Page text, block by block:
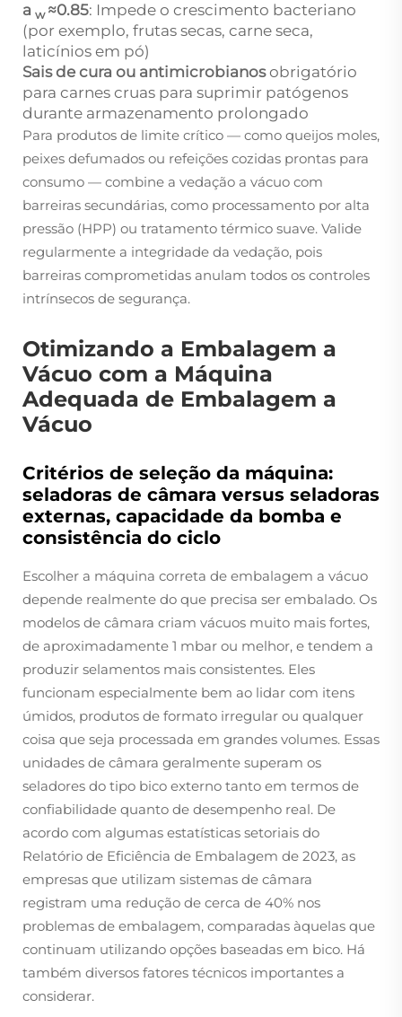
a w ≈0.85: Impede o crescimento bacteriano
(por exemplo, frutas secas, carne seca,
laticínios em pó)
Sais de cura ou antimicrobianosobrigatório
para carnes cruas para suprimir patógenos
durante armazenamento prolongado
Para produtos de limite crítico — como queijos moles,
peixes defumados ou refeições cozidas prontas para
consumo — combine a vedação a vácuo com
barreiras secundárias, como processamento por alta
pressão (HPP) ou tratamento térmico suave. Valide
regularmente a integridade da vedação, pois
barreiras comprometidas anulam todos os controles
intrínsecos de segurança.
Otimizando a Embalagem a
Vácuo com a Máquina
Adequada de Embalagem a
Vácuo
Critérios de seleção da máquina:
seladoras de câmara versus seladoras
externas, capacidade da bomba e
consistência do ciclo
Escolher a máquina correta de embalagem a vácuo
depende realmente do que precisa ser embalado. Os
modelos de câmara criam vácuos muito mais fortes,
de aproximadamente 1 mbar ou melhor, e tendem a
produzir selamentos mais consistentes. Eles
funcionam especialmente bem ao lidar com itens
úmidos, produtos de formato irregular ou qualquer
coisa que seja processada em grandes volumes. Essas
unidades de câmara geralmente superam os
seladores do tipo bico externo tanto em termos de
confiabilidade quanto de desempenho real. De
acordo com algumas estatísticas setoriais do
Relatório de Eficiência de Embalagem de 2023, as
empresas que utilizam sistemas de câmara
registram uma redução de cerca de 40% nos
problemas de embalagem, comparadas àquelas que
continuam utilizando opções baseadas em bico. Há
também diversos fatores técnicos importantes a
considerar.